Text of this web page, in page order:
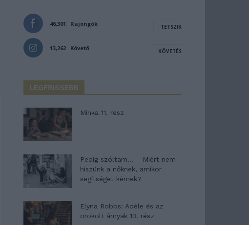
46,301 Rajongók TETSZIK
13,262 Követő KÖVETÉS
LEGFRISSEBB
Minka 11. rész
Pedig szóltam… – Miért nem
hiszünk a nőknek, amikor
segítséget kérnek?
Elyna Robbs: Adéle és az
örökölt árnyak 13. rész